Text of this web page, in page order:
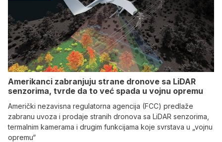
Amerikanci zabranjuju strane dronove sa LiDAR
senzorima, tvrde da to već spada u vojnu opremu
Američki nezavisna regulatorna agencija (FCC) predlaže
zabranu uvoza i prodaje stranih dronova sa LiDAR senzorima,
termalnim kamerama i drugim funkcijama koje svrstava u „vojnu
opremu“